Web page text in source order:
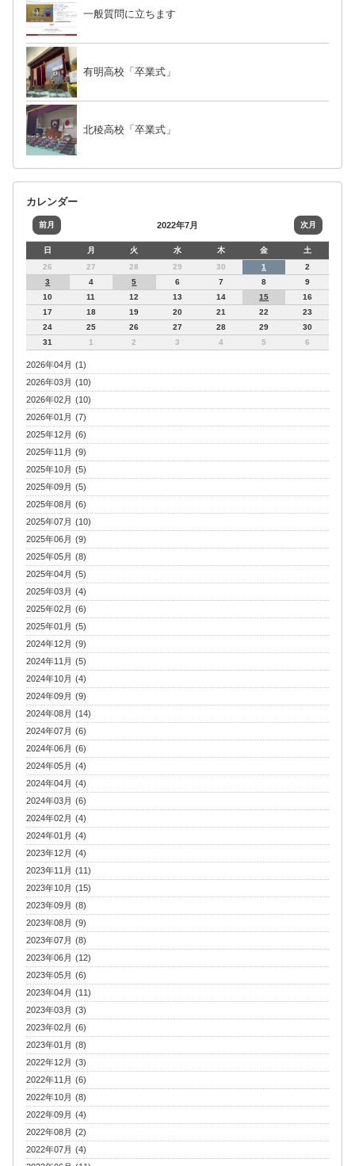
一般質問に立ちます
有明高校「卒業式」
北稜高校「卒業式」
カレンダー
前月 2022年7月 次月
日 月 火 水 木 金
土
26
27 28 29 30 1
2
3
4 5 6 7 8
9
10
11 12 13 14 15
16
17
18 19 20 21 22
23
24
25 26 27 28 29
30
31
1 2 3 4 5 6
2026年04月 (1)
2026年03月 (10)
2026年02月 (10)
2026年01月 (7)
2025年12月 (6)
2025年11月 (9)
2025年10月 (5)
2025年09月 (5)
2025年08月 (6)
2025年07月 (10)
2025年06月 (9)
2025年05月 (8)
2025年04月 (5)
2025年03月 (4)
2025年02月 (6)
2025年01月 (5)
2024年12月 (9)
2024年11月 (5)
2024年10月 (4)
2024年09月 (9)
2024年08月 (14)
2024年07月 (6)
2024年06月 (6)
2024年05月 (4)
2024年04月 (4)
2024年03月 (6)
2024年02月 (4)
2024年01月 (4)
2023年12月 (4)
2023年11月 (11)
2023年10月 (15)
2023年09月 (8)
2023年08月 (9)
2023年07月 (8)
2023年06月 (12)
2023年05月 (6)
2023年04月 (11)
2023年03月 (3)
2023年02月 (6)
2023年01月 (8)
2022年12月 (3)
2022年11月 (6)
2022年10月 (8)
2022年09月 (4)
2022年08月 (2)
2022年07月 (4)